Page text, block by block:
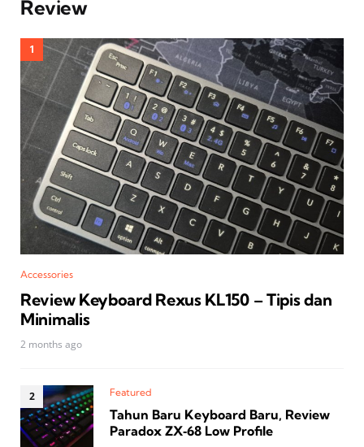
Review
Accessories
Review Keyboard Rexus KL150 – Tipis dan
Minimalis
2 months ago
Featured
Tahun Baru Keyboard Baru, Review
Paradox ZX‑68 Low Profile